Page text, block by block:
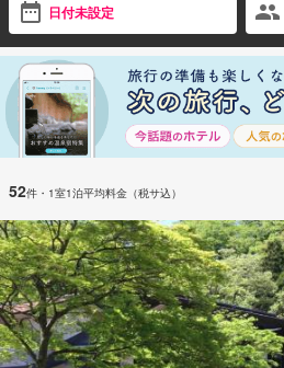
日付未設定
52件 ・1室1泊平均料金（税サ込）